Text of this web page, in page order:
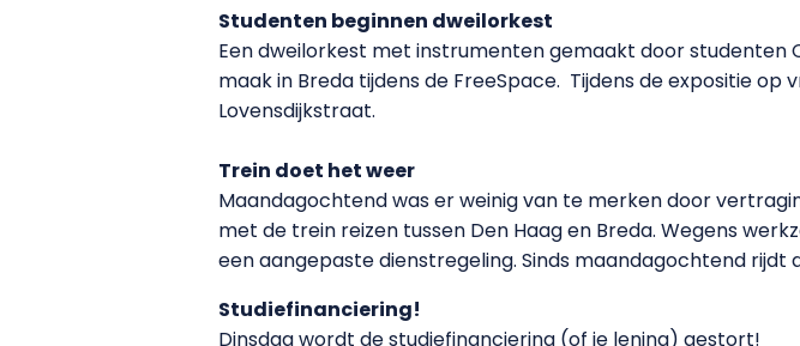
Studenten beginnen dweilorkest
Een dweilorkest met instrumenten gemaakt door studenten
maak in Breda tijdens de FreeSpace. Tijdens de expositie
Lovensdijkstraat.
Trein doet het weer
Maandagochtend was er weinig van te merken door
met de trein reizen tussen Den Haag en Breda. Wegens
een aangepaste dienstregeling. Sinds maandagochtend rijdt
Studiefinanciering!
Dinsdag wordt de studiefinanciering (of je lening) gestort!